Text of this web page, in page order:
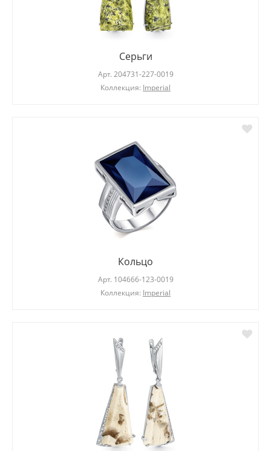
Серьги
Арт. 204731-227-0019
Коллекция: Imperial
Кольцо
Арт. 104666-123-0019
Коллекция: Imperial